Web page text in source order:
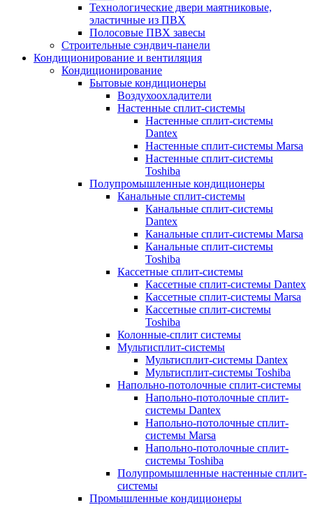
Технологические двери маятниковые,
эластичные из ПВХ
Полосовые ПВХ завесы
Строительные сэндвич-панели
Кондиционирование и вентиляция
Кондиционирование
Бытовые кондиционеры
Воздухоохладители
Настенные сплит-системы
Настенные сплит-системы
Dantex
Настенные сплит-системы Marsa
Настенные сплит-системы
Toshiba
Полупромышленные кондиционеры
Канальные сплит-системы
Канальные сплит-системы
Dantex
Канальные сплит-системы Marsa
Канальные сплит-системы
Toshiba
Кассетные сплит-системы
Кассетные сплит-системы Dantex
Кассетные сплит-системы Marsa
Кассетные сплит-системы
Toshiba
Колонные-сплит системы
Мультисплит-системы
Мультисплит-системы Dantex
Мультисплит-системы Toshiba
Напольно-потолочные сплит-системы
Напольно-потолочные сплит-
системы Dantex
Напольно-потолочные сплит-
системы Marsa
Напольно-потолочные сплит-
системы Toshiba
Полупромышленные настенные сплит-
системы
Промышленные кондиционеры